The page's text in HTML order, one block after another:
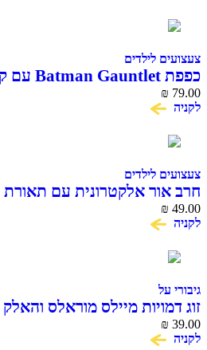
צעצועים לילדים
כפפת Batman Gauntlet עם קליעי ספוג
₪ 79.00
לקניה
צעצועים לילדים
חרב אור אלקטרונית עם תאורת LED לילדים
₪ 49.00
לקניה
גיבורי על
His Amazing Friends
₪ 39.00
לקניה